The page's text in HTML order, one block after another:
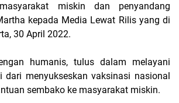
miskin dan penyandang
kepada Media Lewat Rilis yang di
30 April 2022.
humanis, tulus dalam melayani
dari menyukseskan vaksinasi nasional
sembako ke masyarakat miskin.